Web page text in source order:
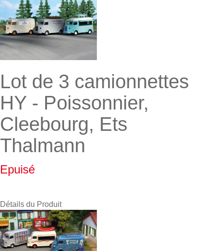
Lot de 3 camionnettes
HY - Poissonnier,
Cleebourg, Ets
Thalmann
Epuisé
Détails du Produit